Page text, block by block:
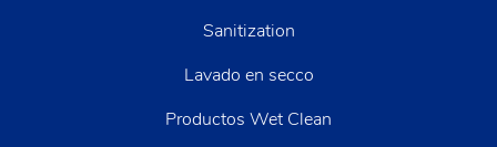
Sanitization
Lavado en secco
Productos Wet Clean